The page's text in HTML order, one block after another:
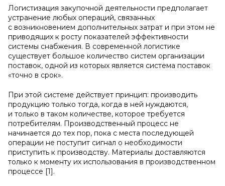
Логистизация закупочной деятельности предполагает
устранение любых операций, связанных
с возникновением дополнительных затрат и при этом не
приводящих к росту показателей эффективности
системы снабжения. В современной логистике
существует большое количество систем организации
поставок, одной из которых является система поставок
«точно в срок».
При этой системе действует принцип: производить
продукцию только тогда, когда в ней нуждаются,
и только в таком количестве, которое требуется
потребителям. Производственный процесс не
начинается до тех пор, пока с места последующей
операции не поступит сигнал о необходимости
приступить к производству. Материалы доставляются
только к моменту их использования в производственном
процессе [1].